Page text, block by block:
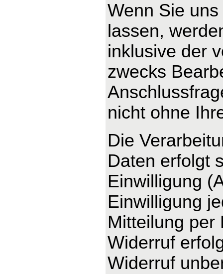
Wenn Sie
lassen,
inklusive der
zwecks
nicht ohne
Die
Daten erfolgt
Einwilligung
Einwilligung
Mitteilung per
Widerruf
Widerruf